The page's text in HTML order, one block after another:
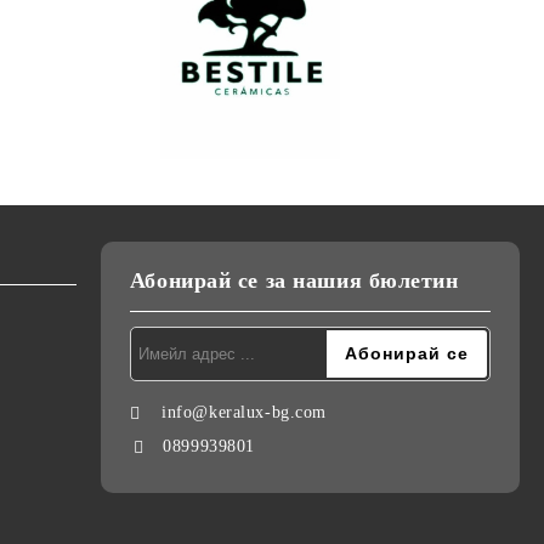
Абонирай се за нашия бюлетин
info@keralux-bg.com
0899939801